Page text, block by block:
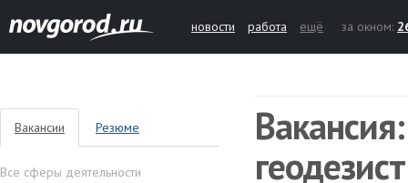
новости работа ещё за окном:
Вакансии Резюме
Все сферы деятельности
геодезист